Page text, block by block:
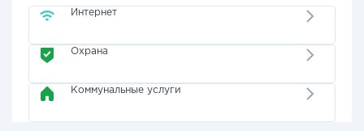
Интернет
Охрана
Коммунальные услуги